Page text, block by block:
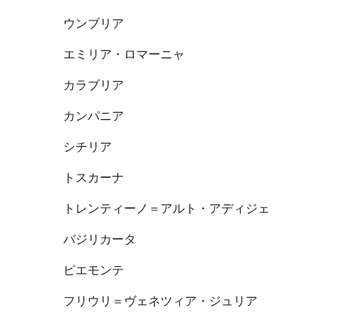
ウンブリア
エミリア・ロマーニャ
カラブリア
カンパニア
シチリア
トスカーナ
トレンティーノ＝アルト・アディジェ
バジリカータ
ピエモンテ
フリウリ＝ヴェネツィア・ジュリア